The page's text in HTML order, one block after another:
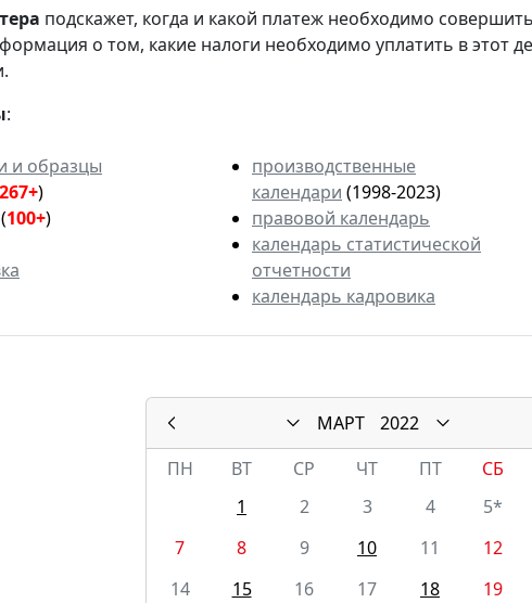
подскажет, когда и какой платеж необходимо
о том, какие налоги необходимо уплатить в этот
:
и образцы
)
(100+)
производственные
календари (1998-2023)
правовой календарь
календарь статистической
отчетности
календарь кадровика
МАРТ
2022
ПН
ВТ СР ЧТ ПТ СБ
1
2 3 4 5*
7
8 9 10 11 12
14
15 16 17 18 19